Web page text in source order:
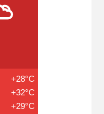
+28°C
+32°C
+29°C